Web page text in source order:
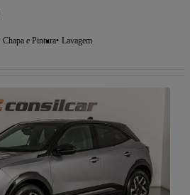
Chapa e Pintura Lavagem